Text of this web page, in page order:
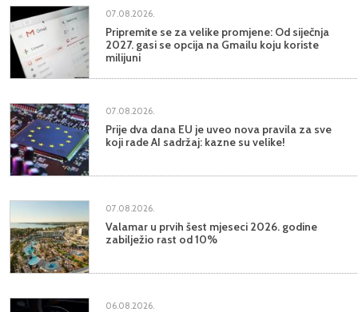
07.08.2026.
Pripremite se za velike promjene: Od siječnja
2027. gasi se opcija na Gmailu koju koriste
milijuni
07.08.2026.
Prije dva dana EU je uveo nova pravila za sve
koji rade AI sadržaj: kazne su velike!
07.08.2026.
Valamar u prvih šest mjeseci 2026. godine
zabilježio rast od 10%
06.08.2026.